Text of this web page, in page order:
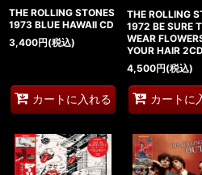
THE ROLLING STONES
1973 BLUE HAWAII CD
3,400円(税込)
カートに入れる
THE ROLLING
1972 BE SURE
WEAR
YOUR HAIR 2CD
4,500円(税込)
カートに